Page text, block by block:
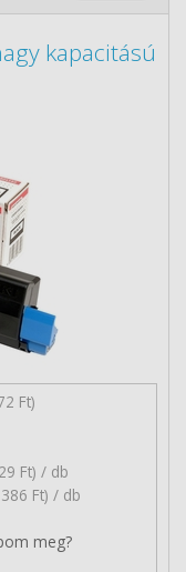
kapacitású
Ft)
Ft) / db
Ft) / db
meg?